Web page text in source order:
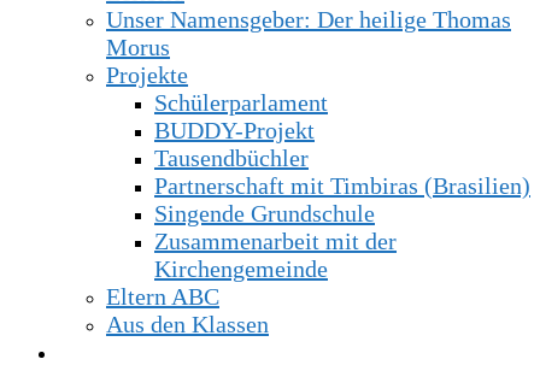
Unser Namensgeber: Der heilige Thomas
Morus
Projekte
Schülerparlament
BUDDY-Projekt
Tausendbüchler
Partnerschaft mit Timbiras (Brasilien)
Singende Grundschule
Zusammenarbeit mit der
Kirchengemeinde
Eltern ABC
Aus den Klassen